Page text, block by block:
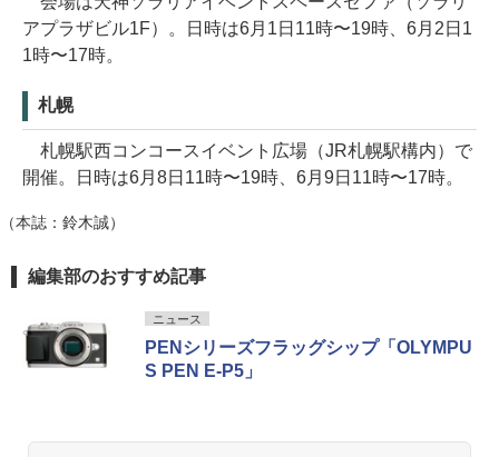
アプラザビル1F）。日時は6月1日11時〜19時、6月2日1
1時〜17時。
札幌
札幌駅西コンコースイベント広場（JR札幌駅構内）で
開催。日時は6月8日11時〜19時、6月9日11時〜17時。
（本誌：鈴木誠）
編集部のおすすめ記事
ニュース
PENシリーズフラッグシップ「OLYMPU
S PEN E-P5」